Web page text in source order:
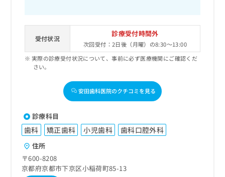
受付状況
診療受付時間外
次回受付：2日後（月曜）の8:30～13:00
実際の診療受付状況について、事前に必ず医療機関にご確認くだ
さい。
安田歯科医院のクチコミを見る
診療科目
歯科 矯正歯科 小児歯科 歯科口腔外科
住所
〒600-8208
京都府京都市下京区小稲荷町85-13